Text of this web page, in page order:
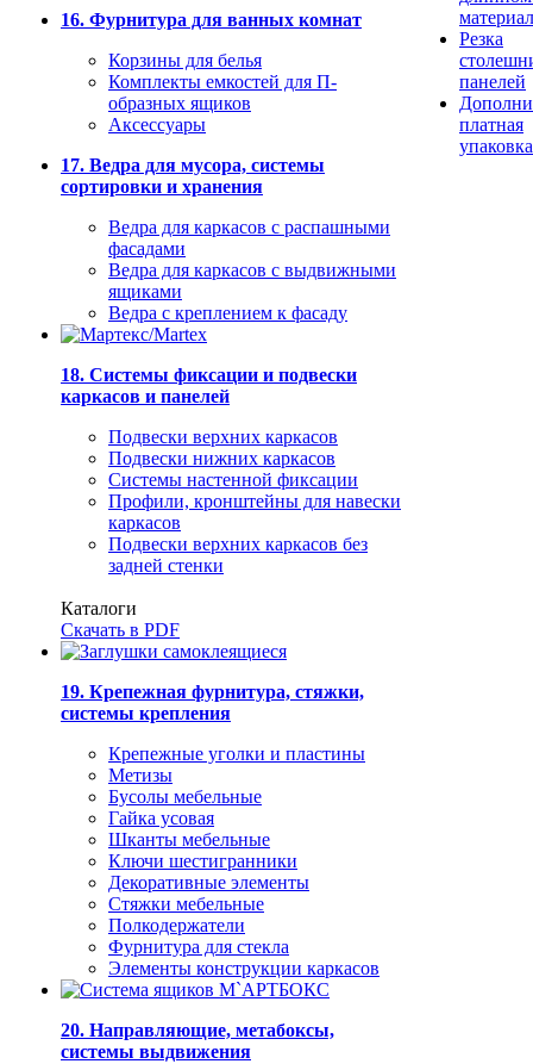
16. Фурнитура для ванных комнат
Корзины для белья
Комплекты емкостей для П-
образных ящиков
Аксессуары
17. Ведра для мусора, системы
сортировки и хранения
Ведра для каркасов с распашными
фасадами
Ведра для каркасов с выдвижными
ящиками
Ведра с креплением к фасаду
18. Системы фиксации и подвески
каркасов и панелей
Подвески верхних каркасов
Подвески нижних каркасов
Системы настенной фиксации
Профили, кронштейны для навески
каркасов
Подвески верхних каркасов без
задней стенки
Каталоги
Скачать в PDF
19. Крепежная фурнитура, стяжки,
системы крепления
Крепежные уголки и пластины
Метизы
Бусолы мебельные
Гайка усовая
Шканты мебельные
Ключи шестигранники
Декоративные элементы
Стяжки мебельные
Полкодержатели
Фурнитура для стекла
Элементы конструкции каркасов
20. Направляющие, метабоксы,
системы выдвижения
Резка
панелей
платная
упаковка